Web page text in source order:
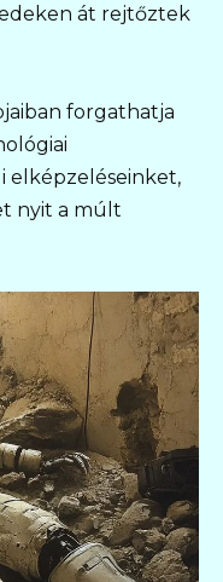
át rejtőztek
forgathatja
elképzeléseinket,
nyit a múlt